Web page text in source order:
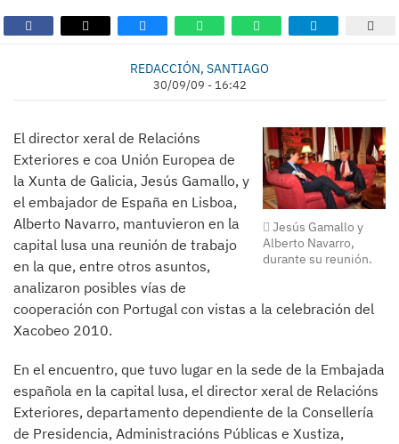
REDACCIÓN, SANTIAGO
30/09/09 - 16:42
Jesús Gamallo y
Alberto Navarro,
durante su reunión.
El director xeral de Relacións
Exteriores e coa Unión Europea de
la Xunta de Galicia, Jesús Gamallo, y
el embajador de España en Lisboa,
Alberto Navarro, mantuvieron en la
capital lusa una reunión de trabajo
en la que, entre otros asuntos,
analizaron posibles vías de
cooperación con Portugal con vistas a la celebración del
Xacobeo 2010.
En el encuentro, que tuvo lugar en la sede de la Embajada
española en la capital lusa, el director xeral de Relacións
Exteriores, departamento dependiente de la Consellería
de Presidencia, Administracións Públicas e Xustiza,